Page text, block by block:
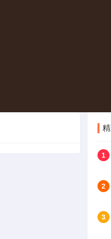
1
2
3